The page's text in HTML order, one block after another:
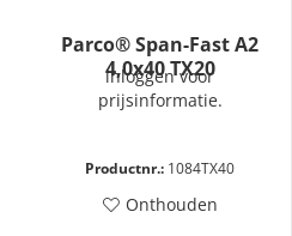
Parco® Span-Fast A2
4,0x40 TX20
inloggen voor
prijsinformatie.
Productnr.: 1084TX40
Onthouden